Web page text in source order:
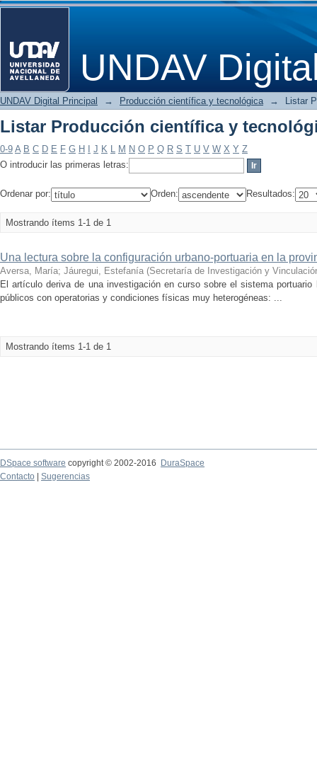
UNDAV
Listar Producción científica y
UNDAV Digital Principal → Producción científica y tecnológica → Listar
Listar Producción científica y
0-9 A B C D E F G H J K L M N O P Q R S T U V W X Y Z
O introducir las primeras letras:
Ordenar por: Orden: Resultados:
Mostrando ítems 1-1 de 1
Una lectura sobre la configuración urbano-portuaria en la
Aversa, María; Jáuregui, Estefanía (Secretaría de Investigación y
El artículo deriva de una investigación en curso sobre el sistema
públicos con operatorias y condiciones físicas muy heterogéneas: ...
Mostrando ítems 1-1 de 1
DSpace software copyright © 2002-2016
DuraSpace
Contacto
Sugerencias